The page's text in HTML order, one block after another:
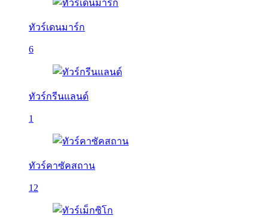
ทัวร์เดนมาร์ก
6
ทัวร์กรีนแลนด์
1
ทัวร์คาซัคสถาน
12